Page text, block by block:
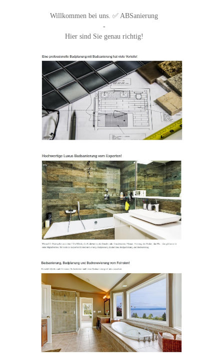
Willkommen bei uns. ✅ ABSanierung
-
Hier sind Sie genau richtig!